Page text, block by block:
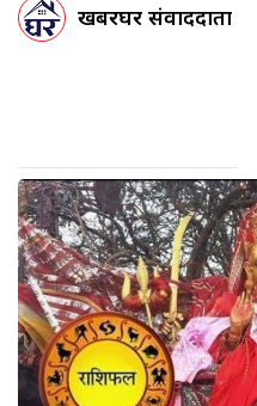
खबरघर संवाददाता